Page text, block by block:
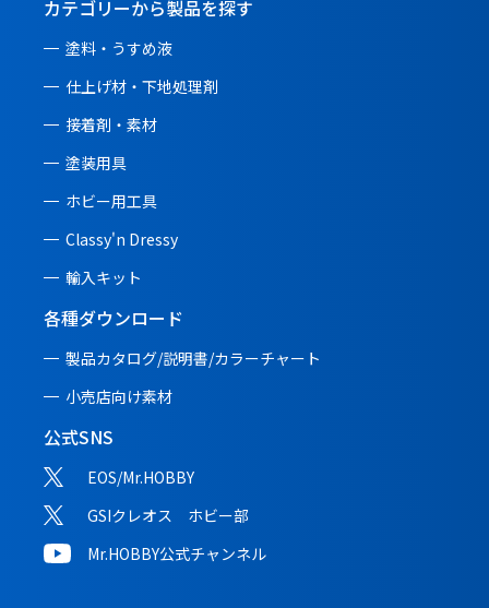
カテゴリーから製品を探す
塗料・うすめ液
仕上げ材・下地処理剤
接着剤・素材
塗装用具
ホビー用工具
Classy'n Dressy
輸入キット
各種ダウンロード
製品カタログ/説明書/カラーチャート
小売店向け素材
公式SNS
EOS/Mr.HOBBY
GSIクレオス ホビー部
Mr.HOBBY公式チャンネル